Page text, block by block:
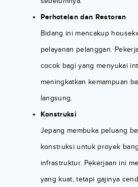
Perhotelan dan Restoran
Bidang ini mencakup
pelayanan pelanggan.
cocok bagi yang menyukai
meningkatkan kemampuan
langsung.
Konstruksi
Jepang membuka peluang
konstruksi untuk proyek
infrastruktur. Pekerjaan ini
yang kuat, tetapi gajinya